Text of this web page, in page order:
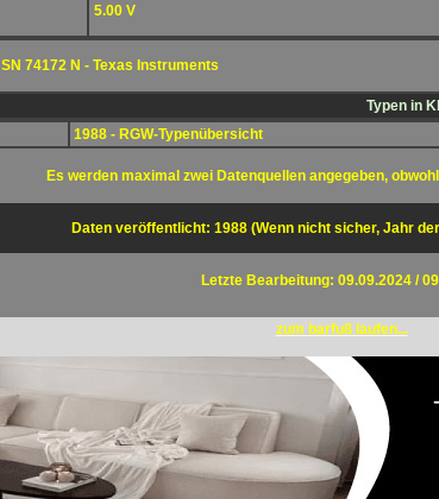
5.00 V
SN 74172 N - Texas Instruments
Typen in
1988 - RGW-Typenübersicht
Es werden maximal zwei Datenquellen angegeben,
Daten veröffentlicht: 1988 (Wenn nicht sicher, Jahr
Letzte Bearbeitung: 09.09.2024 /
zum barfuß laufen...